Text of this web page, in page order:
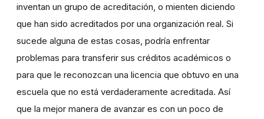
inventan un grupo de acreditación, o mienten diciendo
que han sido acreditados por una organización real. Si
sucede alguna de estas cosas, podría enfrentar
problemas para transferir sus créditos académicos o
para que le reconozcan una licencia que obtuvo en una
escuela que no está verdaderamente acreditada. Así
que la mejor manera de avanzar es con un poco de